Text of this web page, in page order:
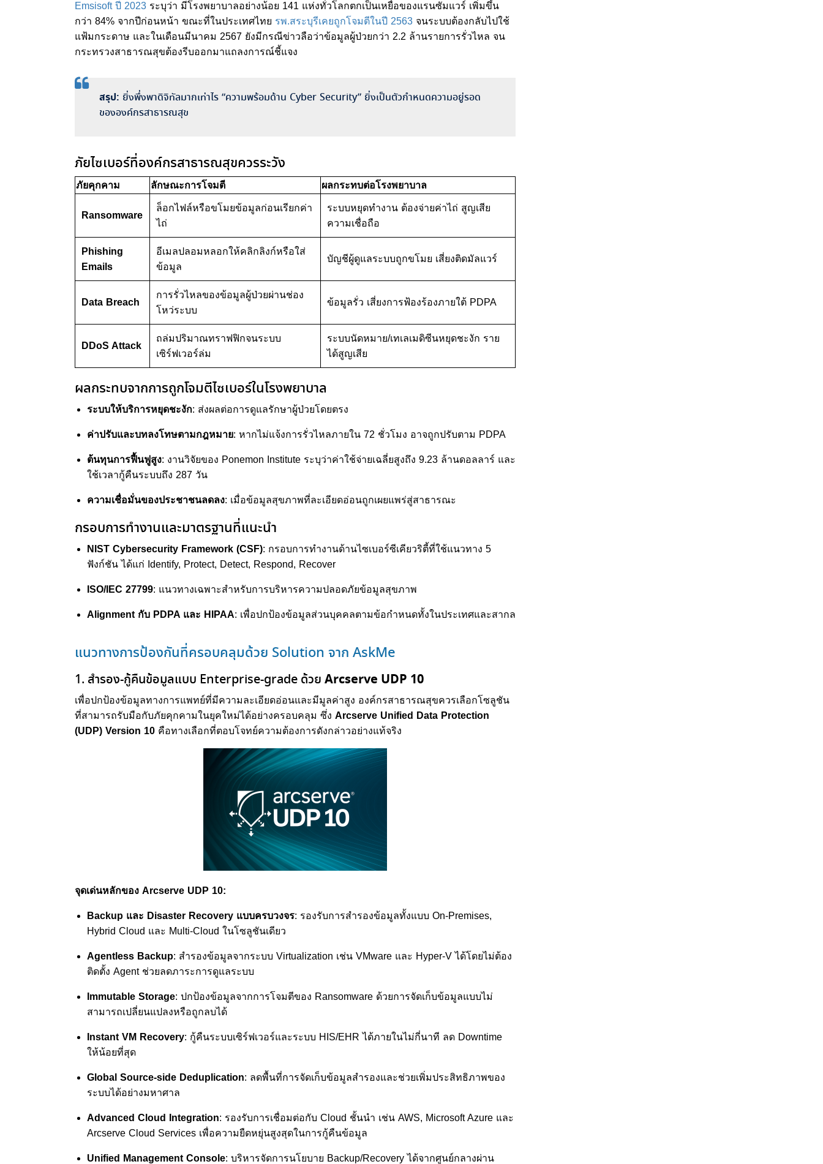
Emsisoft ปี 2023 ระบุว่า มีโรงพยาบาลอย่างน้อย 141 แห่งทั่วโลกตกเป็นเหยื่อของแรนซัมแวร์ เพิ่มขึ้น
กว่า 84% จากปีก่อนหน้า ขณะที่ในประเทศไทย รพ.สระบุรีเคยถูกโจมตีในปี 2563 จนระบบต้องกลับไปใช้
แฟ้มกระดาษ และในเดือนมีนาคม 2567 ยังมีกรณีข่าวลือว่าข้อมูลผู้ป่วยกว่า 2.2 ล้านรายการรั่วไหล จน
กระทรวงสาธารณสุขต้องรีบออกมาแถลงการณ์ชี้แจง
สรุป: ยิ่งพึ่งพาดิจิทัลมากเท่าไร “ความพร้อมด้าน Cyber Security” ยิ่งเป็นตัวกำหนดความอยู่รอด
ขององค์กรสาธารณสุข
ภัยไซเบอร์ที่องค์กรสาธารณสุขควรระวัง
ภัยคุกคาม ลักษณะการโจมตี ผลกระทบต่อโรงพยาบาล
Ransomware
ล็อกไฟล์หรือขโมยข้อมูลก่อนเรียกค่า
ไถ่
ระบบหยุดทำงาน ต้องจ่ายค่าไถ่ สูญเสีย
ความเชื่อถือ
Phishing
Emails
อีเมลปลอมหลอกให้คลิกลิงก์หรือใส่
ข้อมูล
บัญชีผู้ดูแลระบบถูกขโมย เสี่ยงติดมัลแวร์
Data Breach
การรั่วไหลของข้อมูลผู้ป่วยผ่านช่อง
โหว่ระบบ
ข้อมูลรั่ว เสี่ยงการฟ้องร้องภายใต้ PDPA
DDoS Attack
ถล่มปริมาณทราฟฟิกจนระบบ
เซิร์ฟเวอร์ล่ม
ระบบนัดหมาย/เทเลเมดิซีนหยุดชะงัก ราย
ได้สูญเสีย
ผลกระทบจากการถูกโจมตีไซเบอร์ในโรงพยาบาล
ระบบให้บริการหยุดชะงัก: ส่งผลต่อการดูแลรักษาผู้ป่วยโดยตรง
ค่าปรับและบทลงโทษตามกฎหมาย: หากไม่แจ้งการรั่วไหลภายใน 72 ชั่วโมง อาจถูกปรับตาม PDPA
ต้นทุนการฟื้นฟูสูง: งานวิจัยของ Ponemon Institute ระบุว่าค่าใช้จ่ายเฉลี่ยสูงถึง 9.23 ล้านดอลลาร์ และ
ใช้เวลากู้คืนระบบถึง 287 วัน
ความเชื่อมั่นของประชาชนลดลง: เมื่อข้อมูลสุขภาพที่ละเอียดอ่อนถูกเผยแพร่สู่สาธารณะ
กรอบการทำงานและมาตรฐานที่แนะนำ
NIST Cybersecurity Framework (CSF): กรอบการทำงานด้านไซเบอร์ซีเคียวริตี้ที่ใช้แนวทาง 5
ฟังก์ชัน ได้แก่ Identify, Protect, Detect, Respond, Recover
ISO/IEC 27799: แนวทางเฉพาะสำหรับการบริหารความปลอดภัยข้อมูลสุขภาพ
Alignment กับ PDPA และ HIPAA: เพื่อปกป้องข้อมูลส่วนบุคคลตามข้อกำหนดทั้งในประเทศและสากล
แนวทางการป้องกันที่ครอบคลุมด้วย Solution จาก AskMe
1. สำรอง-กู้คืนข้อมูลแบบ Enterprise-grade ด้วย Arcserve UDP 10
เพื่อปกป้องข้อมูลทางการแพทย์ที่มีความละเอียดอ่อนและมีมูลค่าสูง องค์กรสาธารณสุขควรเลือกโซลูชัน
ที่สามารถรับมือกับภัยคุกคามในยุคใหม่ได้อย่างครอบคลุม ซึ่ง Arcserve Unified Data Protection
(UDP) Version 10 คือทางเลือกที่ตอบโจทย์ความต้องการดังกล่าวอย่างแท้จริง
จุดเด่นหลักของ Arcserve UDP 10:
Backup และ Disaster Recovery แบบครบวงจร: รองรับการสำรองข้อมูลทั้งแบบ On-Premises,
Hybrid Cloud และ Multi-Cloud ในโซลูชันเดียว
Agentless Backup: สำรองข้อมูลจากระบบ Virtualization เช่น VMware และ Hyper-V ได้โดยไม่ต้อง
ติดตั้ง Agent ช่วยลดภาระการดูแลระบบ
Immutable Storage: ปกป้องข้อมูลจากการโจมตีของ Ransomware ด้วยการจัดเก็บข้อมูลแบบไม่
สามารถเปลี่ยนแปลงหรือถูกลบได้
Instant VM Recovery: กู้คืนระบบเซิร์ฟเวอร์และระบบ HIS/EHR ได้ภายในไม่กี่นาที ลด Downtime
ให้น้อยที่สุด
Global Source-side Deduplication: ลดพื้นที่การจัดเก็บข้อมูลสำรองและช่วยเพิ่มประสิทธิภาพของ
ระบบได้อย่างมหาศาล
Advanced Cloud Integration: รองรับการเชื่อมต่อกับ Cloud ชั้นนำ เช่น AWS, Microsoft Azure และ
Arcserve Cloud Services เพื่อความยืดหยุ่นสูงสุดในการกู้คืนข้อมูล
Unified Management Console: บริหารจัดการนโยบาย Backup/Recovery ได้จากศูนย์กลางผ่าน